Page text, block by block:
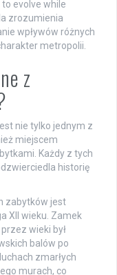
evolve while
zrozumienia
wpływów różnych
metropolii.
z
nie tylko jednym z
miejscem
Każdy z tych
historię
zabytków jest
XII wieku. Zamek
wieki był
balów po
zmarłych
murach, co